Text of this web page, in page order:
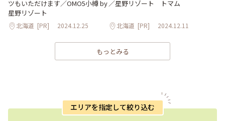
ツもいただけます／OMO5小樽 by
星野リゾート
北海道 [PR] 2024.12.25
／星野リゾート トマム
北海道 [PR] 2024.12.11
もっとみる
エリアを指定して絞り込む